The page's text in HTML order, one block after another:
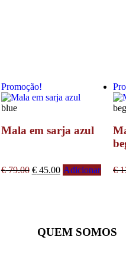
Promoção!
blue
Mala em sarja azul
€79.00 €45.00 Adicionar €
QUEM SOMOS